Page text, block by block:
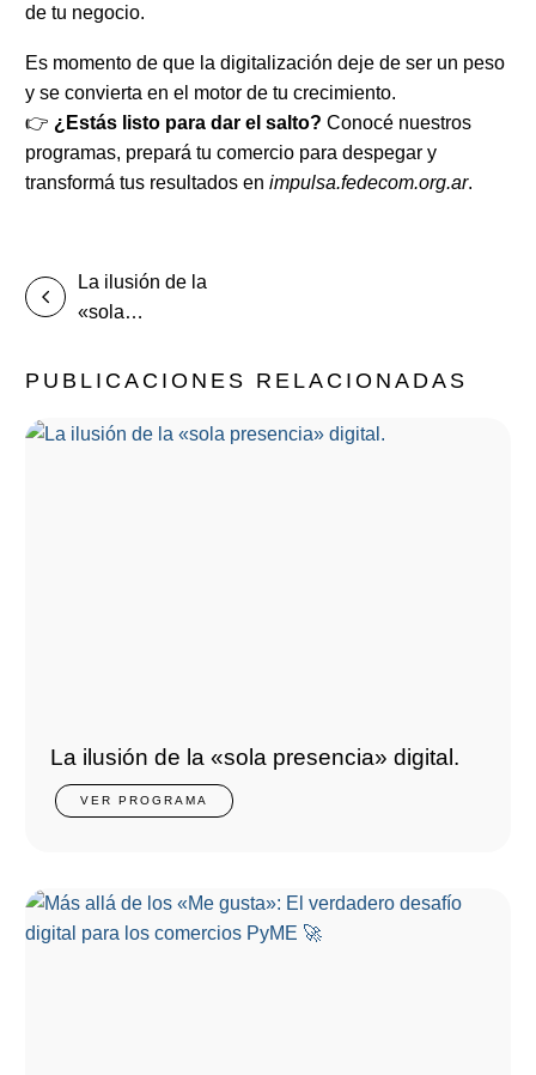
de tu negocio.
Es momento de que la digitalización deje de ser un peso
y se convierta en el motor de tu crecimiento.
👉 ¿Estás listo para dar el salto? Conocé nuestros
programas, prepará tu comercio para despegar y
transformá tus resultados en impulsa.fedecom.org.ar.
La ilusión de la
«sola
digital.
PUBLICACIONES RELACIONADAS
La ilusión de la «sola presencia» digital.
VER PROGRAMA